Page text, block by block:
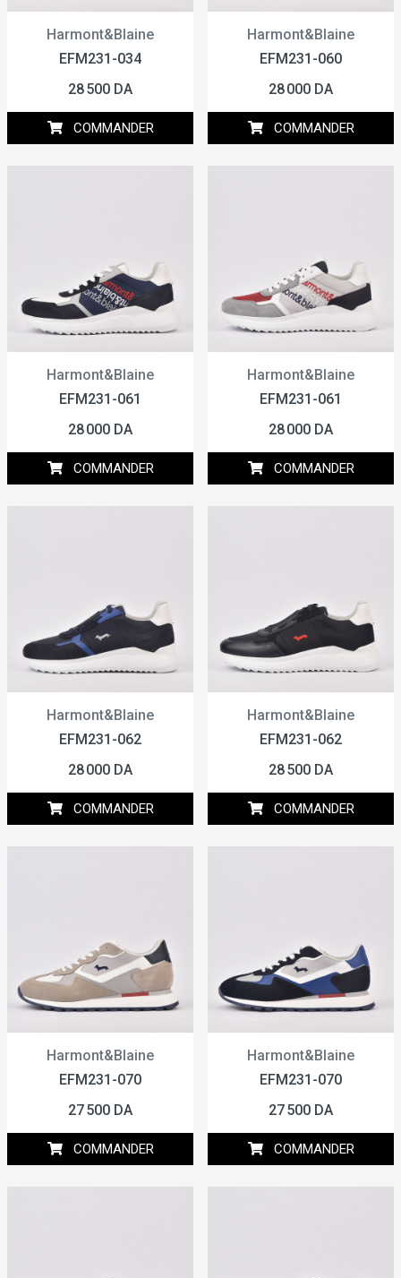
Harmont&Blaine
EFM231-034
28 500 DA
COMMANDER
Harmont&Blaine
EFM231-060
28 000 DA
COMMANDER
Harmont&Blaine
EFM231-061
28 000 DA
COMMANDER
Harmont&Blaine
EFM231-061
28 000 DA
COMMANDER
Harmont&Blaine
EFM231-062
28 000 DA
COMMANDER
Harmont&Blaine
EFM231-062
28 500 DA
COMMANDER
Harmont&Blaine
EFM231-070
27 500 DA
COMMANDER
Harmont&Blaine
EFM231-070
27 500 DA
COMMANDER